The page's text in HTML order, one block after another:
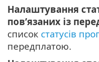
Налаштування
пов’язаних із
список статусів
передплатою.